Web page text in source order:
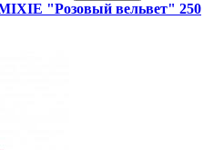
"Розовый вельвет" 250